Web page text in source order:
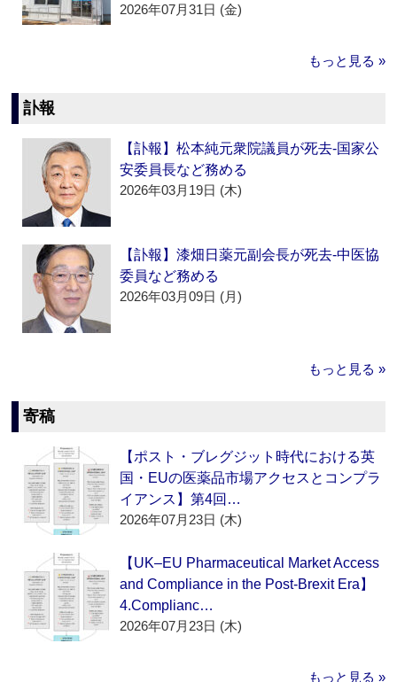
2026年07月31日 (金)
もっと見る »
訃報
【訃報】松本純元衆院議員が死去‐国家公
安委員長など務める
2026年03月19日 (木)
【訃報】漆畑日薬元副会長が死去‐中医協
委員など務める
2026年03月09日 (月)
もっと見る »
寄稿
【ポスト・ブレグジット時代における英
国・EUの医薬品市場アクセスとコンプラ
イアンス】第4回…
2026年07月23日 (木)
【UK–EU Pharmaceutical Market Access
and Compliance in the Post-Brexit Era】
4.Complianc…
2026年07月23日 (木)
もっと見る »